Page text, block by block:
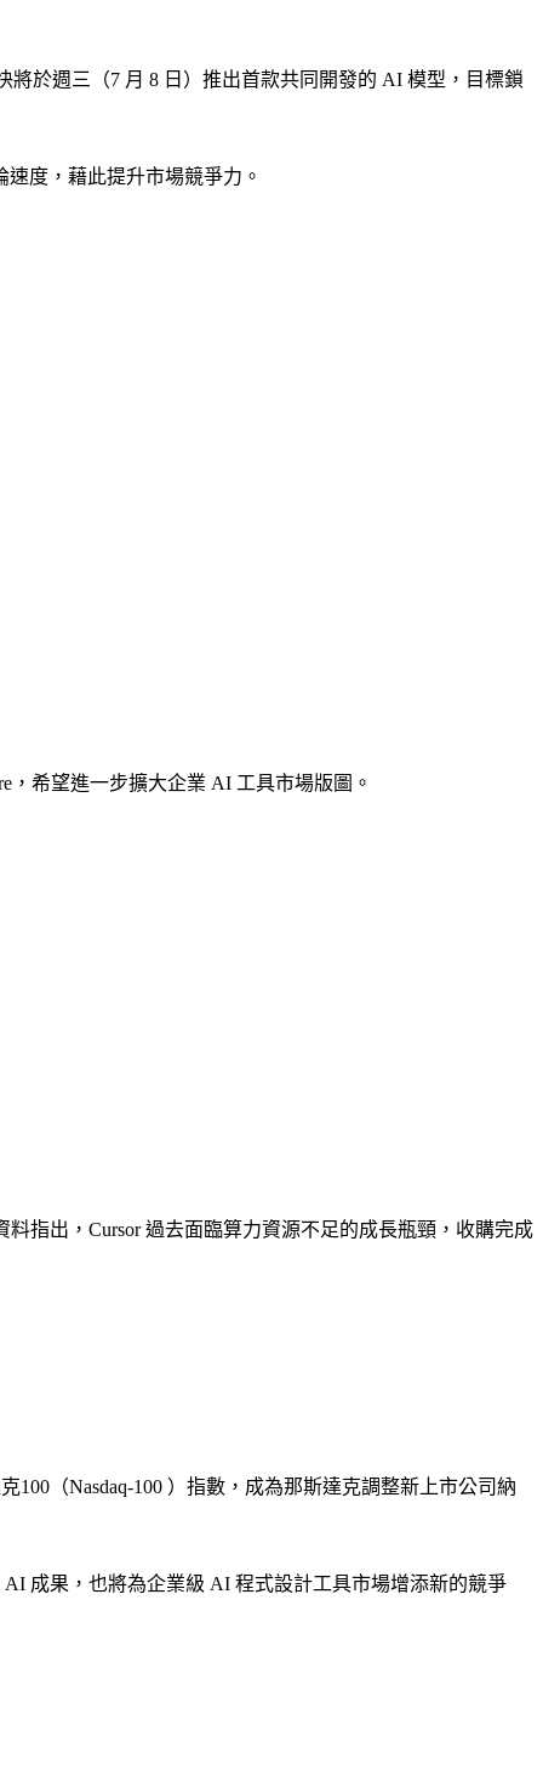
將於週三（7 月 8 日）推出首款共同開發的 AI 模型，目標鎖
度，藉此提升市場競爭力。
，希望進一步擴大企業 AI 工具市場版圖。
料指出，Cursor 過去面臨算力資源不足的成長瓶頸，收購完成
100（Nasdaq-100 ）指數，成為那斯達克調整新上市公司納
AI 成果，也將為企業級 AI 程式設計工具市場增添新的競爭